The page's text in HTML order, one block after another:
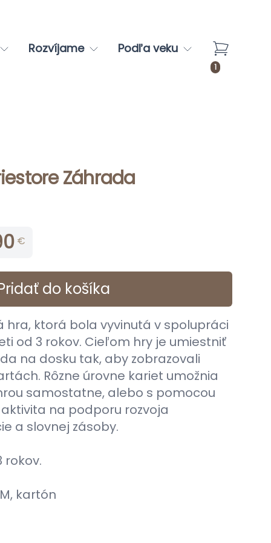
Rozvíjame Podľa veku
1
Záhrada
€
do košíka
hra, ktorá bola vyvinutá v spolupráci
od 3 rokov. Cieľom hry je umiestniť
na dosku tak, aby zobrazovali
Rôzne úrovne kariet umožnia
samostatne, alebo s pomocou
na podporu rozvoja
a slovnej zásoby.
rokov.
kartón